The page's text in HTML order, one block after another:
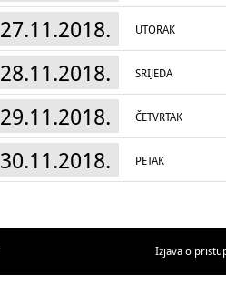
27.11.2018. UTORAK
28.11.2018. SRIJEDA
29.11.2018. ČETVRTAK
30.11.2018. PETAK
Izjava o